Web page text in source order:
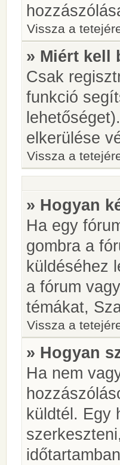
Vissza a
» Miért kell
Csak
funkció
elkerülése
Vissza a
» Hogyan
Ha egy
gombra a
küldéséhez
a fórum
témákat,
Vissza a
» Hogyan
Ha nem
küldtél. Egy